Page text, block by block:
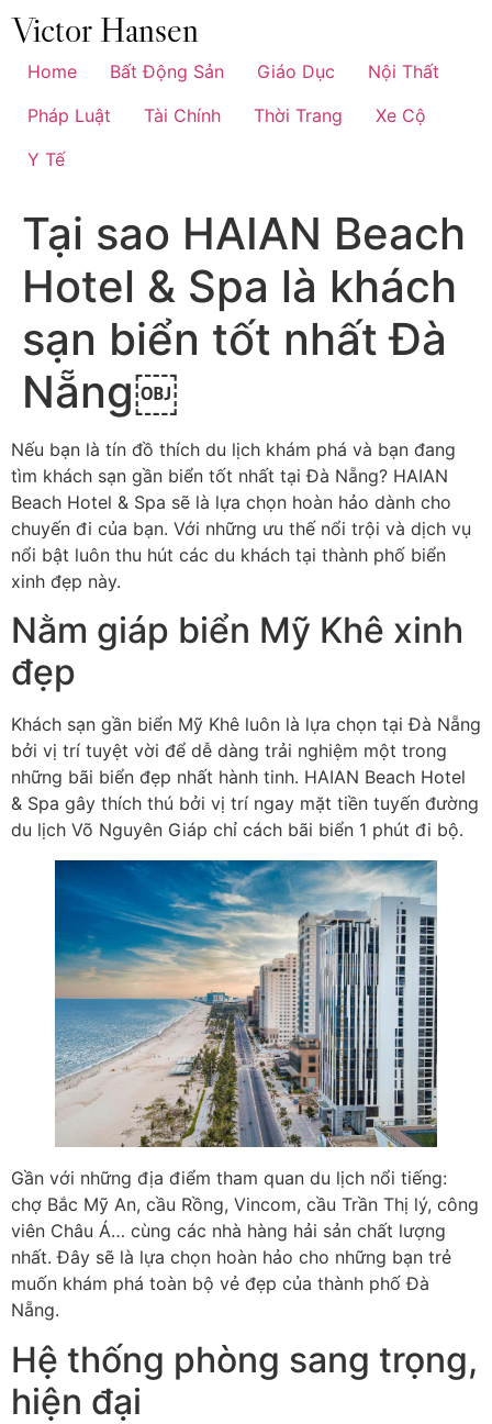
Chuyển
đến
Home Bất Động Sản Giáo Dục
Nội Thất
Pháp Luật
Tài Chính Thời Trang
Xe Cộ
Y Tế
Tại sao HAIAN Beach
Hotel & Spa là khách
sạn biển tốt nhất Đà
Nẵng￼
Nếu bạn là tín đồ thích du lịch khám phá và bạn đang
tìm khách sạn gần biển tốt nhất tại Đà Nẵng? HAIAN
Beach Hotel & Spa sẽ là lựa chọn hoàn hảo dành cho
chuyến đi của bạn. Với những ưu thế nổi trội và dịch vụ
nổi bật luôn thu hút các du khách tại thành phố biển
xinh đẹp này.
Nằm giáp biển Mỹ Khê xinh
đẹp
Khách sạn gần biển Mỹ Khê luôn là lựa chọn tại Đà Nẵng
bởi vị trí tuyệt vời để dễ dàng trải nghiệm một trong
những bãi biển đẹp nhất hành tinh. HAIAN Beach Hotel
& Spa gây thích thú bởi vị trí ngay mặt tiền tuyến đường
du lịch Võ Nguyên Giáp chỉ cách bãi biển 1 phút đi bộ.
Gần với những địa điểm tham quan du lịch nổi tiếng:
chợ Bắc Mỹ An, cầu Rồng, Vincom, cầu Trần Thị lý, công
viên Châu Á… cùng các nhà hàng hải sản chất lượng
nhất. Đây sẽ là lựa chọn hoàn hảo cho những bạn trẻ
muốn khám phá toàn bộ vẻ đẹp của thành phố Đà
Nẵng.
Hệ thống phòng sang trọng,
hiện đại